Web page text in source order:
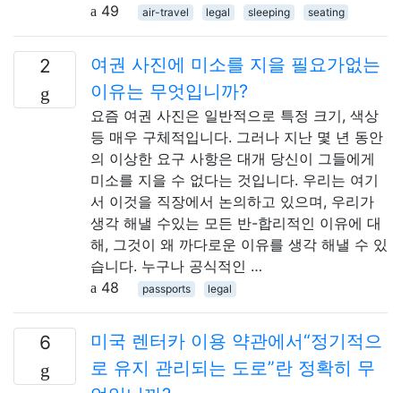
49
air-travel legal sleeping seating
2
여권 사진에 미소를 지을 필요가없는
이유는 무엇입니까?
요즘 여권 사진은 일반적으로 특정 크기, 색상
등 매우 구체적입니다. 그러나 지난 몇 년 동안
의 이상한 요구 사항은 대개 당신이 그들에게
미소를 지을 수 없다는 것입니다. 우리는 여기
서 이것을 직장에서 논의하고 있으며, 우리가
생각 해낼 수있는 모든 반-합리적인 이유에 대
해, 그것이 왜 까다로운 이유를 생각 해낼 수 있
습니다. 누구나 공식적인 …
48
passports legal
6
미국 렌터카 이용 약관에서“정기적으
로 유지 관리되는 도로”란 정확히 무